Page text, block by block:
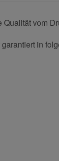
vom
in